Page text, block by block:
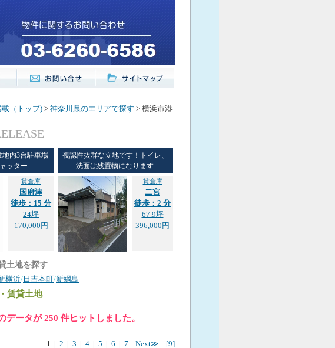
（トップ) > 神奈川県のエリアで探す > 横浜市港
内3台駐車場
ッター
貸倉庫
国府津
徒歩：15 分
24坪
170,000円
視認性抜群な立地です！トイレ、
洗面は残置物になります
貸倉庫
二宮
徒歩：2 分
67.9坪
396,000円
土地を探す
横浜/ 日吉本町 /新綱島
賃貸土地
ータが 250 件ヒットしました。
1 2 3 4 5 6 7 Next≫ [9]